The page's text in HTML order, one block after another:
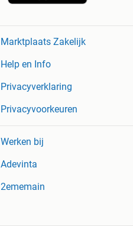
Marktplaats Zakelijk
Help en Info
Privacyverklaring
Privacyvoorkeuren
Werken bij
Adevinta
2ememain